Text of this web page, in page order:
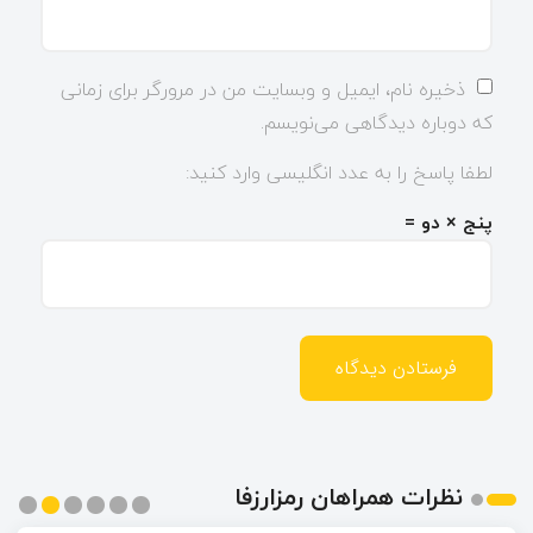
ذخیره نام، ایمیل و وبسایت من در مرورگر برای زمانی
که دوباره دیدگاهی می‌نویسم.
لطفا پاسخ را به عدد انگلیسی وارد کنید:
پنج × دو =
نظرات همراهان رمزارزفا